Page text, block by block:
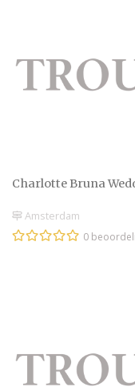
Charlotte Bruna
Amsterdam
0